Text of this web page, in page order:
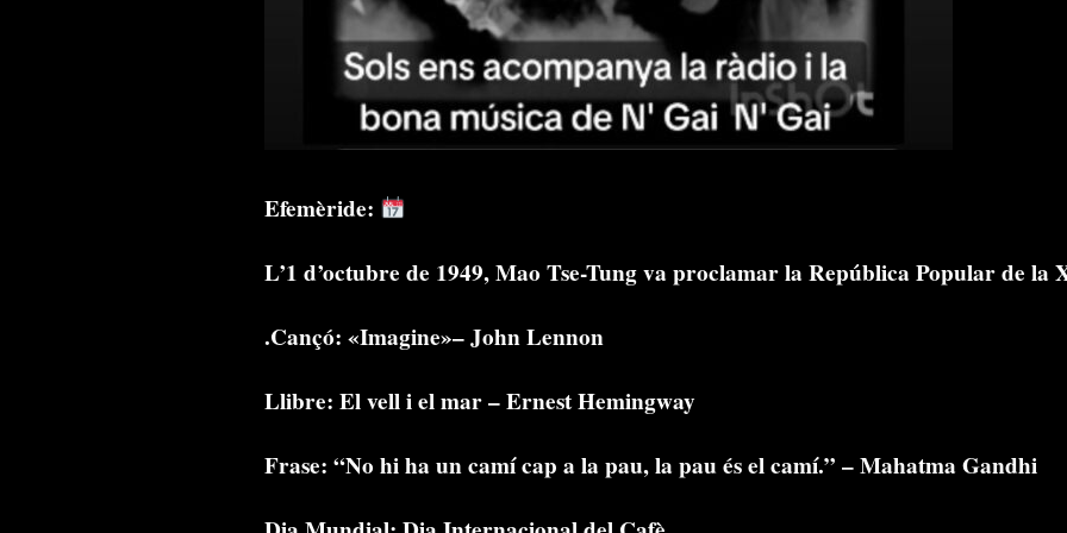
Efemèride:
L’1 d’octubre de 1949, Mao Tse-Tung va proclamar la República Popular de la
.Cançó: «Imagine»– John Lennon
Llibre: El vell i el mar – Ernest Hemingway
Frase: “No hi ha un camí cap a la pau, la pau és el camí.” – Mahatma Gandhi